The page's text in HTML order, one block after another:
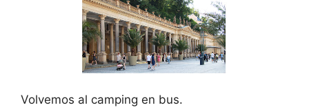
Volvemos al camping en bus.